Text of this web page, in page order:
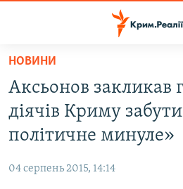
Перейти
основного
матеріалу
Перейти
до
основної
навігації
ВІДЕО ТА ФОТО
БЛОГИ
НОВИНИ
Аксьонов закликав
діячів Криму
політичне минуле»
04 серпень 2015, 14:14